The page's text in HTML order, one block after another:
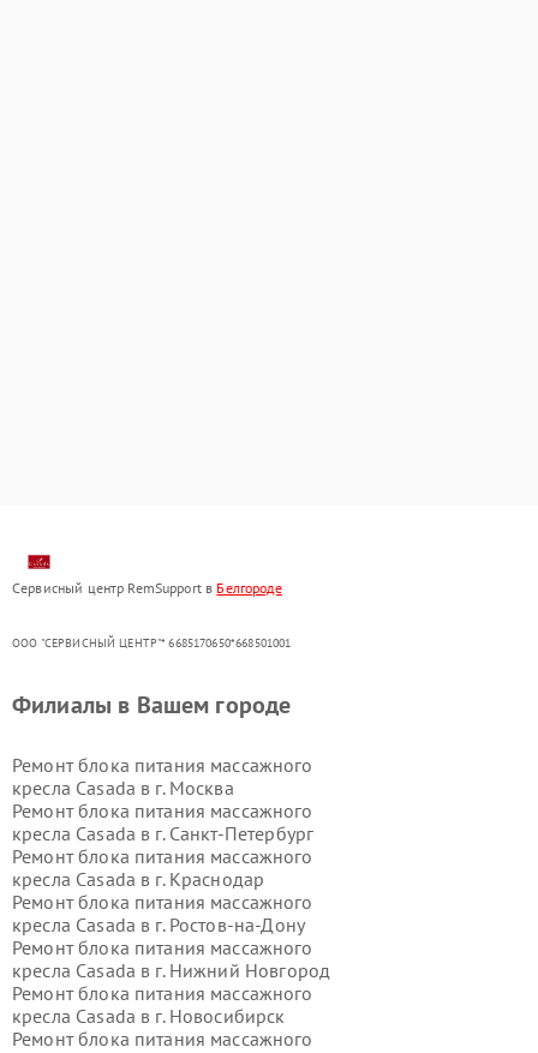
Сервисный центр RemSupport в Белгороде
ООО "СЕРВИСНЫЙ ЦЕНТР"* 6685170650*668501001
Филиалы в Вашем городе
Ремонт блока питания массажного
кресла Casada в г. Москва
Ремонт блока питания массажного
кресла Casada в г. Санкт-Петербург
Ремонт блока питания массажного
кресла Casada в г. Краснодар
Ремонт блока питания массажного
кресла Casada в г. Ростов-на-Дону
Ремонт блока питания массажного
кресла Casada в г. Нижний Новгород
Ремонт блока питания массажного
кресла Casada в г. Новосибирск
Ремонт блока питания массажного